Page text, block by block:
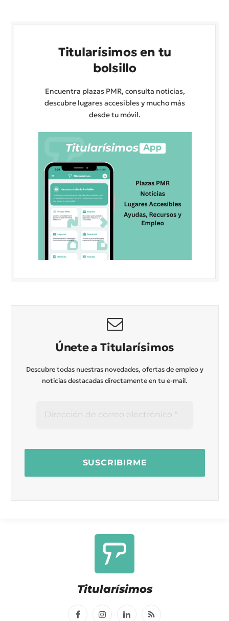
Titularísimos en tu
bolsillo
Encuentra plazas PMR, consulta noticias,
descubre lugares accesibles y mucho más
desde tu móvil.
Únete a Titularísimos
Descubre todas nuestras novedades, ofertas de empleo y
noticias destacadas directamente en tu e-mail.
Titularísimos
FacebookInstagramLinkedInRSS